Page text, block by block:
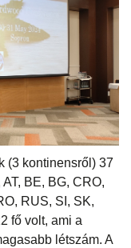
(3 kontinensről) 37
BE, BG, CRO,
RUS, SI, SK,
fő volt, ami a
létszám. A